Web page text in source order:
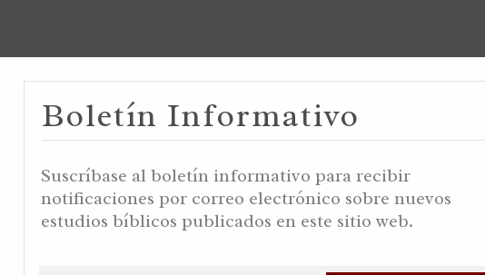
Boletín Informativo
Suscríbase al boletín informativo para recibir
notificaciones por correo electrónico sobre nuevos
estudios bíblicos publicados en este sitio web.